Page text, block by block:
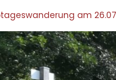
am